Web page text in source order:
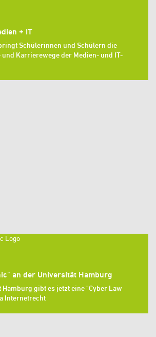
+ IT
bringt Schülerinnen und Schülern die
Karrierewege der Medien- und IT-
an der Universität Hamburg
gibt es jetzt eine "Cyber Law
Internetrecht